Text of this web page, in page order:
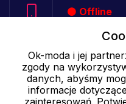
Offline
Cookies - szczegółowe
prywatności
Ok-moda i jej
zgody na
danych, abyśmy
informacje